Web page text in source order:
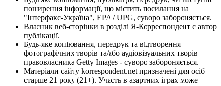
поширення інформації, що містить посилання на
"Інтерфакс-Україна", EPA / UPG, суворо забороняється.
Власник веб-сторінки в розділі Я-Корреспондент є автор
публікації.
Будь-яке копіювання, передрук та відтворення
фотографічних творів та/або аудіовізуальних творів
правовласника Getty Images - суворо забороняється.
Матеріали сайту korrespondent.net призначені для осіб
старше 21 року (21+). Участь в азартних іграх може